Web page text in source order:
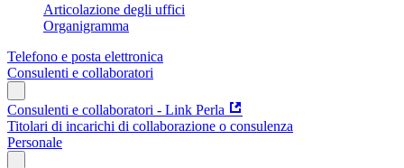
Articolazione degli uffici
Organigramma
Telefono e posta elettronica
Consulenti e collaboratori
Consulenti e collaboratori - Link Perla
Titolari di incarichi di collaborazione o consulenza
Personale